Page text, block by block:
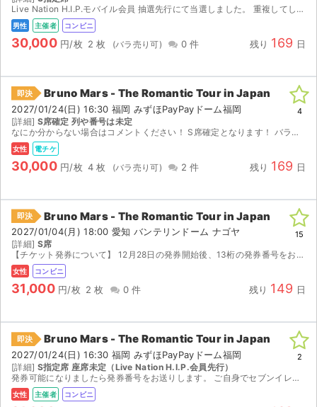
Live Nation H.I.P.モバイル会員 抽選先行にて当選しました。 重複してしまったため出品します。 発行可能期間(1月16日)10時から発券可能です。 同日に発券番号をお伝えします。
男性 主催者 コンビニ
30,000 円/枚 2 枚 0 件 残り 169 日
即決 Bruno Mars - The Romantic Tour in Japan
2027/01/24(日) 16:30 福岡 みずほPayPayドーム福岡
[詳細] S席確定 列や番号は未定
なにか分からない場合はコメントください！ S席確定となります！ バラ売りでも、枚数指定での連番も可能です！
女性 電チケ
30,000 円/枚 4 枚 2 件 残り 169 日
4
即決 Bruno Mars - The Romantic Tour in Japan
2027/01/04(月) 18:00 愛知 バンテリンドーム ナゴヤ
[詳細] S席
【チケット発券について】 12月28日の発券開始後、13桁の発券番号をお伝えします。ご自身で最寄りのコンビニ（セブン-イレブンイレブン)にて発券をお願いします。 店頭での追加支払いはあ...
女性 コンビニ
31,000 円/枚 2 枚 0 件 残り 149 日
15
即決 Bruno Mars - The Romantic Tour in Japan
2027/01/24(日) 16:30 福岡 みずほPayPayドーム福岡
[詳細] S指定席 座席未定（Live Nation H.I.P.会員先行）
発券可能になりましたら発券番号をお送りします。 ご自身でセブンイレブンで発券をお願いいたします。 【発券開始日時】 2027/1/16（水）10:00～ ・発券手数料はお客様負担となります。...
女性 主催者 コンビニ
2